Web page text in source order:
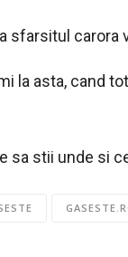
sfarsitul
la asta, cand
sa stii unde si